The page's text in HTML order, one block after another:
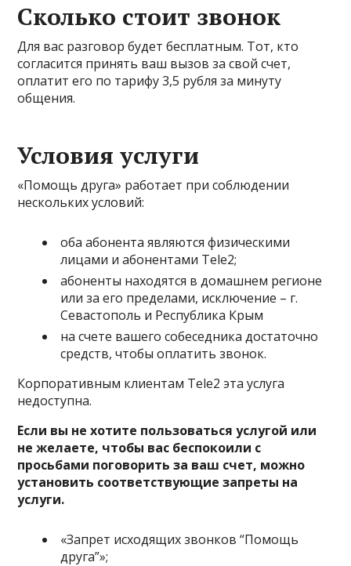
Сколько стоит звонок
Для вас разговор будет бесплатным. Тот, кто
согласится принять ваш вызов за свой счет,
оплатит его по тарифу 3,5 рубля за минуту
общения.
Условия услуги
«Помощь друга» работает при соблюдении
нескольких условий:
оба абонента являются физическими
лицами и абонентами Tele2;
абоненты находятся в домашнем регионе
или за его пределами, исключение – г.
Севастополь и Республика Крым
на счете вашего собеседника достаточно
средств, чтобы оплатить звонок.
Корпоративным клиентам Tele2 эта услуга
недоступна.
Если вы не хотите пользоваться услугой или
не желаете, чтобы вас беспокоили с
просьбами поговорить за ваш счет, можно
установить соответствующие запреты на
услуги.
«Запрет исходящих звонков “Помощь
друга”»;